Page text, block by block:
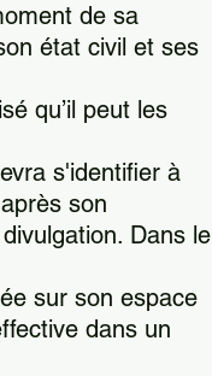
de sa
état civil et ses
qu’il peut les
s'identifier à
son
Dans le
sur son espace
dans un